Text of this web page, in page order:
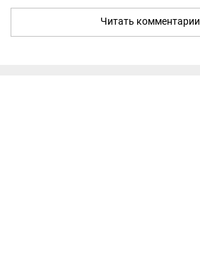
Читать комментарии